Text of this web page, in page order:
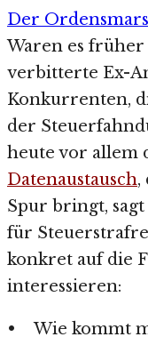
Der
Waren es früher
verbitterte Ex-
Konkurrenten,
der
heute vor allem
Datenaustausch,
Spur bringt,
für
konkret auf die
interessieren:
• Wie kommt